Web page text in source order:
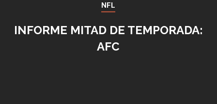
NFL
INFORME MITAD DE TEMPORADA:
AFC